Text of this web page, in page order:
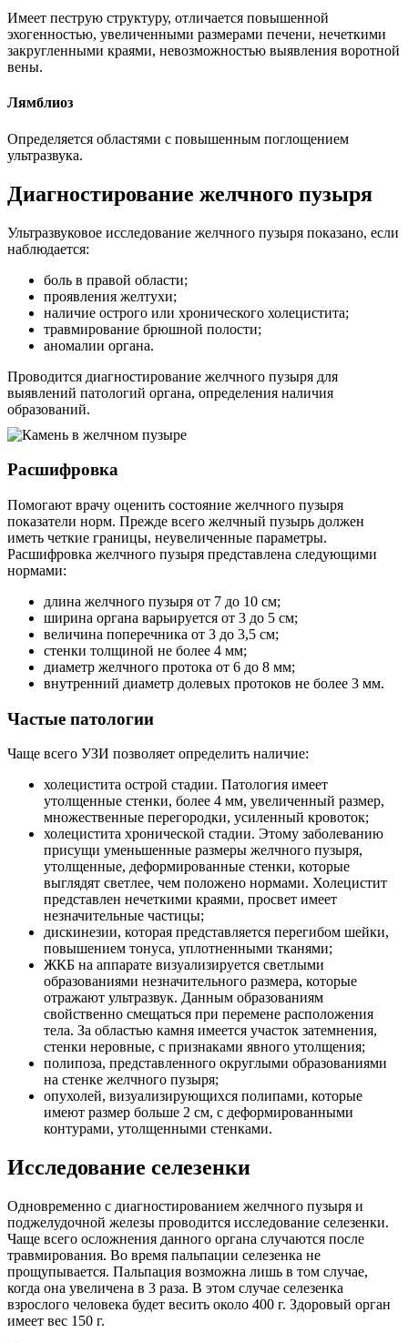
Имеет пеструю структуру, отличается повышенной
эхогенностью, увеличенными размерами печени, нечеткими
закругленными краями, невозможностью выявления воротной
вены.
Лямблиоз
Определяется областями с повышенным поглощением
ультразвука.
Диагностирование желчного пузыря
Ультразвуковое исследование желчного пузыря показано, если
наблюдается:
боль в правой области;
проявления желтухи;
наличие острого или хронического холецистита;
травмирование брюшной полости;
аномалии органа.
Проводится диагностирование желчного пузыря для
выявлений патологий органа, определения наличия
образований.
Расшифровка
Помогают врачу оценить состояние желчного пузыря
показатели норм. Прежде всего желчный пузырь должен
иметь четкие границы, неувеличенные параметры.
Расшифровка желчного пузыря представлена следующими
нормами:
длина желчного пузыря от 7 до 10 см;
ширина органа варьируется от 3 до 5 см;
величина поперечника от 3 до 3,5 см;
стенки толщиной не более 4 мм;
диаметр желчного протока от 6 до 8 мм;
внутренний диаметр долевых протоков не более 3 мм.
Частые патологии
Чаще всего УЗИ позволяет определить наличие:
холецистита острой стадии. Патология имеет
утолщенные стенки, более 4 мм, увеличенный размер,
множественные перегородки, усиленный кровоток;
холецистита хронической стадии. Этому заболеванию
присущи уменьшенные размеры желчного пузыря,
утолщенные, деформированные стенки, которые
выглядят светлее, чем положено нормами. Холецистит
представлен нечеткими краями, просвет имеет
незначительные частицы;
дискинезии, которая представляется перегибом шейки,
повышением тонуса, уплотненными тканями;
ЖКБ на аппарате визуализируется светлыми
образованиями незначительного размера, которые
отражают ультразвук. Данным образованиям
свойственно смещаться при перемене расположения
тела. За областью камня имеется участок затемнения,
стенки неровные, с признаками явного утолщения;
полипоза, представленного округлыми образованиями
на стенке желчного пузыря;
опухолей, визуализирующихся полипами, которые
имеют размер больше 2 см, с деформированными
контурами, утолщенными стенками.
Исследование селезенки
Одновременно с диагностированием желчного пузыря и
поджелудочной железы проводится исследование селезенки.
Чаще всего осложнения данного органа случаются после
травмирования. Во время пальпации селезенка не
прощупывается. Пальпация возможна лишь в том случае,
когда она увеличена в 3 раза. В этом случае селезенка
взрослого человека будет весить около 400 г. Здоровый орган
имеет вес 150 г.